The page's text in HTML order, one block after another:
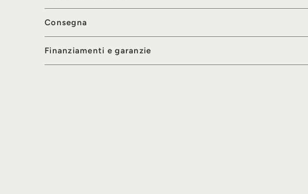
Consegna
Finanziamenti e garanzie